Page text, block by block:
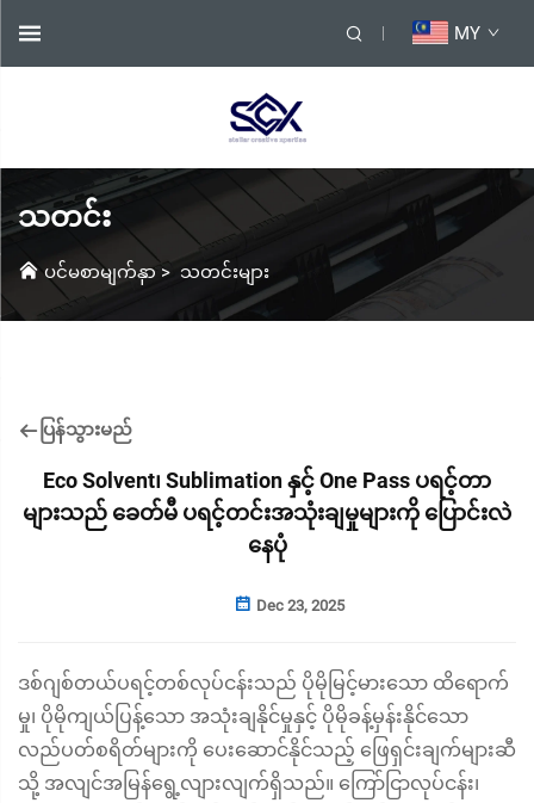
MY
သတင်း
ပင်မစာမျက်နှာ > သတင်းများ
ပြန်သွားမည်
Eco Solvent၊ Sublimation နှင့် One Pass ပရင့်တာ
များသည် ခေတ်မီ ပရင့်တင်းအသုံးချမှုများကို ပြောင်းလဲ
နေပုံ
Dec 23, 2025
ဒစ်ဂျစ်တယ်ပရင့်တစ်လုပ်ငန်းသည် ပိုမိုမြင့်မားသော ထိရောက်
မှု၊ ပိုမိုကျယ်ပြန့်သော အသုံးချနိုင်မှုနှင့် ပိုမိုခန့်မှန်းနိုင်သော
လည်ပတ်စရိတ်များကို ပေးဆောင်နိုင်သည့် ဖြေရှင်းချက်များဆီ
သို့ အလျင်အမြန်ရွေ့လျားလျက်ရှိသည်။ ကြော်ငြာလုပ်ငန်း၊